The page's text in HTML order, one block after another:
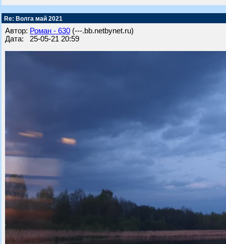
Re: Волга май 2021
Автор: Роман - 630 (---.bb.netbynet.ru)
Дата: 25-05-21 20:59